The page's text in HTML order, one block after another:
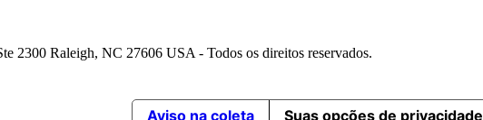
2300 Raleigh, NC 27606 USA - Todos os direitos reservados.
Aviso na coleta Suas opções de privacidade